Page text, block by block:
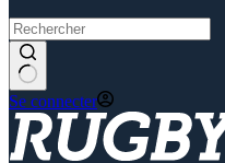
Se connecter